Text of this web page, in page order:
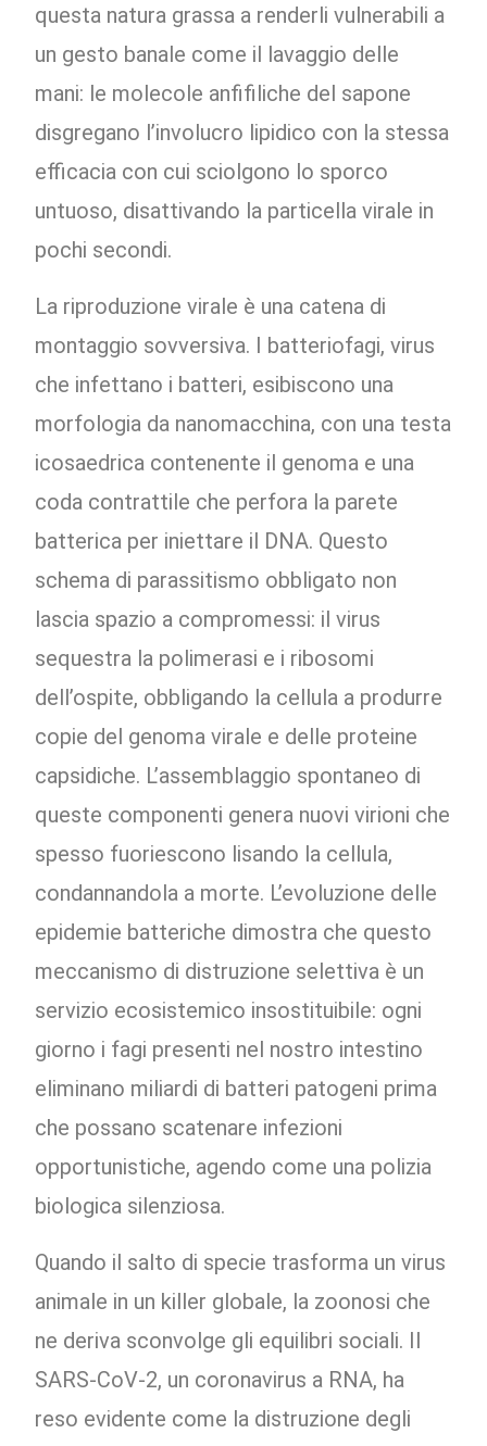
questa natura grassa a renderli vulnerabili a
un gesto banale come il lavaggio delle
mani: le molecole anfifiliche del sapone
disgregano l’involucro lipidico con la stessa
efficacia con cui sciolgono lo sporco
untuoso, disattivando la particella virale in
pochi secondi.
La riproduzione virale è una catena di
montaggio sovversiva. I batteriofagi, virus
che infettano i batteri, esibiscono una
morfologia da nanomacchina, con una testa
icosaedrica contenente il genoma e una
coda contrattile che perfora la parete
batterica per iniettare il DNA. Questo
schema di parassitismo obbligato non
lascia spazio a compromessi: il virus
sequestra la polimerasi e i ribosomi
dell’ospite, obbligando la cellula a produrre
copie del genoma virale e delle proteine
capsidiche. L’assemblaggio spontaneo di
queste componenti genera nuovi virioni che
spesso fuoriescono lisando la cellula,
condannandola a morte. L’evoluzione delle
epidemie batteriche dimostra che questo
meccanismo di distruzione selettiva è un
servizio ecosistemico insostituibile: ogni
giorno i fagi presenti nel nostro intestino
eliminano miliardi di batteri patogeni prima
che possano scatenare infezioni
opportunistiche, agendo come una polizia
biologica silenziosa.
Quando il salto di specie trasforma un virus
animale in un killer globale, la zoonosi che
ne deriva sconvolge gli equilibri sociali. Il
SARS-CoV-2, un coronavirus a RNA, ha
reso evidente come la distruzione degli